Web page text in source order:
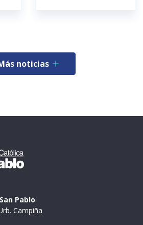
noticias
Pablo
Campiña